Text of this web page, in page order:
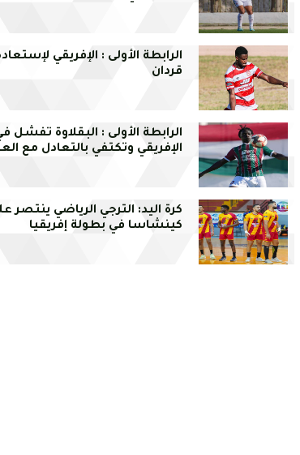
الرابطة الأولى : الإفريقي
قردان
الرابطة الأولى : البقلاوة تفشل
الإفريقي وتكتفي بالتعادل مع
كرة اليد: الترجي الرياضي ينتصر
كينشاسا في بطولة إفريقيا